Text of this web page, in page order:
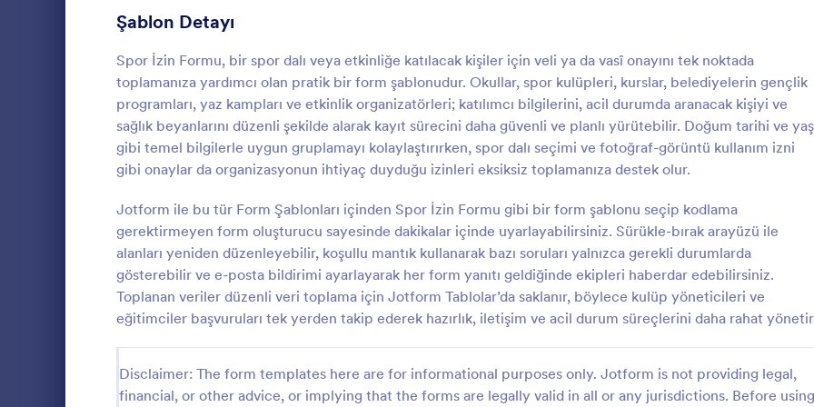
Şablon Detayı
Spor İzin Formu, bir spor dalı veya etkinliğe katılacak kişiler için veli ya da vasî onayını tek noktada
toplamanıza yardımcı olan pratik bir form şablonudur. Okullar, spor kulüpleri, kurslar, belediyelerin gençlik
programları, yaz kampları ve etkinlik organizatörleri; katılımcı bilgilerini, acil durumda aranacak kişiyi ve
sağlık beyanlarını düzenli şekilde alarak kayıt sürecini daha güvenli ve planlı yürütebilir. Doğum tarihi ve yaş
gibi temel bilgilerle uygun gruplamayı kolaylaştırırken, spor dalı seçimi ve fotoğraf-görüntü kullanım izni
gibi onaylar da organizasyonun ihtiyaç duyduğu izinleri eksiksiz toplamanıza destek olur.
Jotform ile bu tür Form Şablonları içinden Spor İzin Formu gibi bir form şablonu seçip kodlama
gerektirmeyen form oluşturucu sayesinde dakikalar içinde uyarlayabilirsiniz. Sürükle-bırak arayüzü ile
alanları yeniden düzenleyebilir, koşullu mantık kullanarak bazı soruları yalnızca gerekli durumlarda
gösterebilir ve e-posta bildirimi ayarlayarak her form yanıtı geldiğinde ekipleri haberdar edebilirsiniz.
Toplanan veriler düzenli veri toplama için Jotform Tablolar’da saklanır, böylece kulüp yöneticileri ve
eğitimciler başvuruları tek yerden takip ederek hazırlık, iletişim ve acil durum süreçlerini daha rahat
Disclaimer: The form templates here are for informational purposes only. Jotform is not providing legal,
financial, or other advice, or implying that the forms are legally valid in all or any jurisdictions. Before using
Fiziksel Aktivite Bilgilendirme Onay Formu
salonları ve eğitmenlerin katılımcı bilgilerini
ve onaylarını online veri toplama ile güvenle
kaydetmesine, form yanıtı takibini düzenli
yapmasına yardımcı olur.
Go to Category:
Onay Formları
Şablon Kullan
:
Spor Onay Formu
etkinliklerinde veli onaylarını ve
bilgilerini online veri toplama ile
form yanıtlarını Jotform’da
takip edin.
Go to Category:
Spor Formları
Şablon Kullan
Üye Kayıt Formları
Oy Formları 22
Özet Formları
Onay Formları 89
Değerlendirme Formları 104
Katılım Formları 12
Denetim 78
Yetkilendirme Formları
Ödül Formları 17
Hesaplama Formları 15